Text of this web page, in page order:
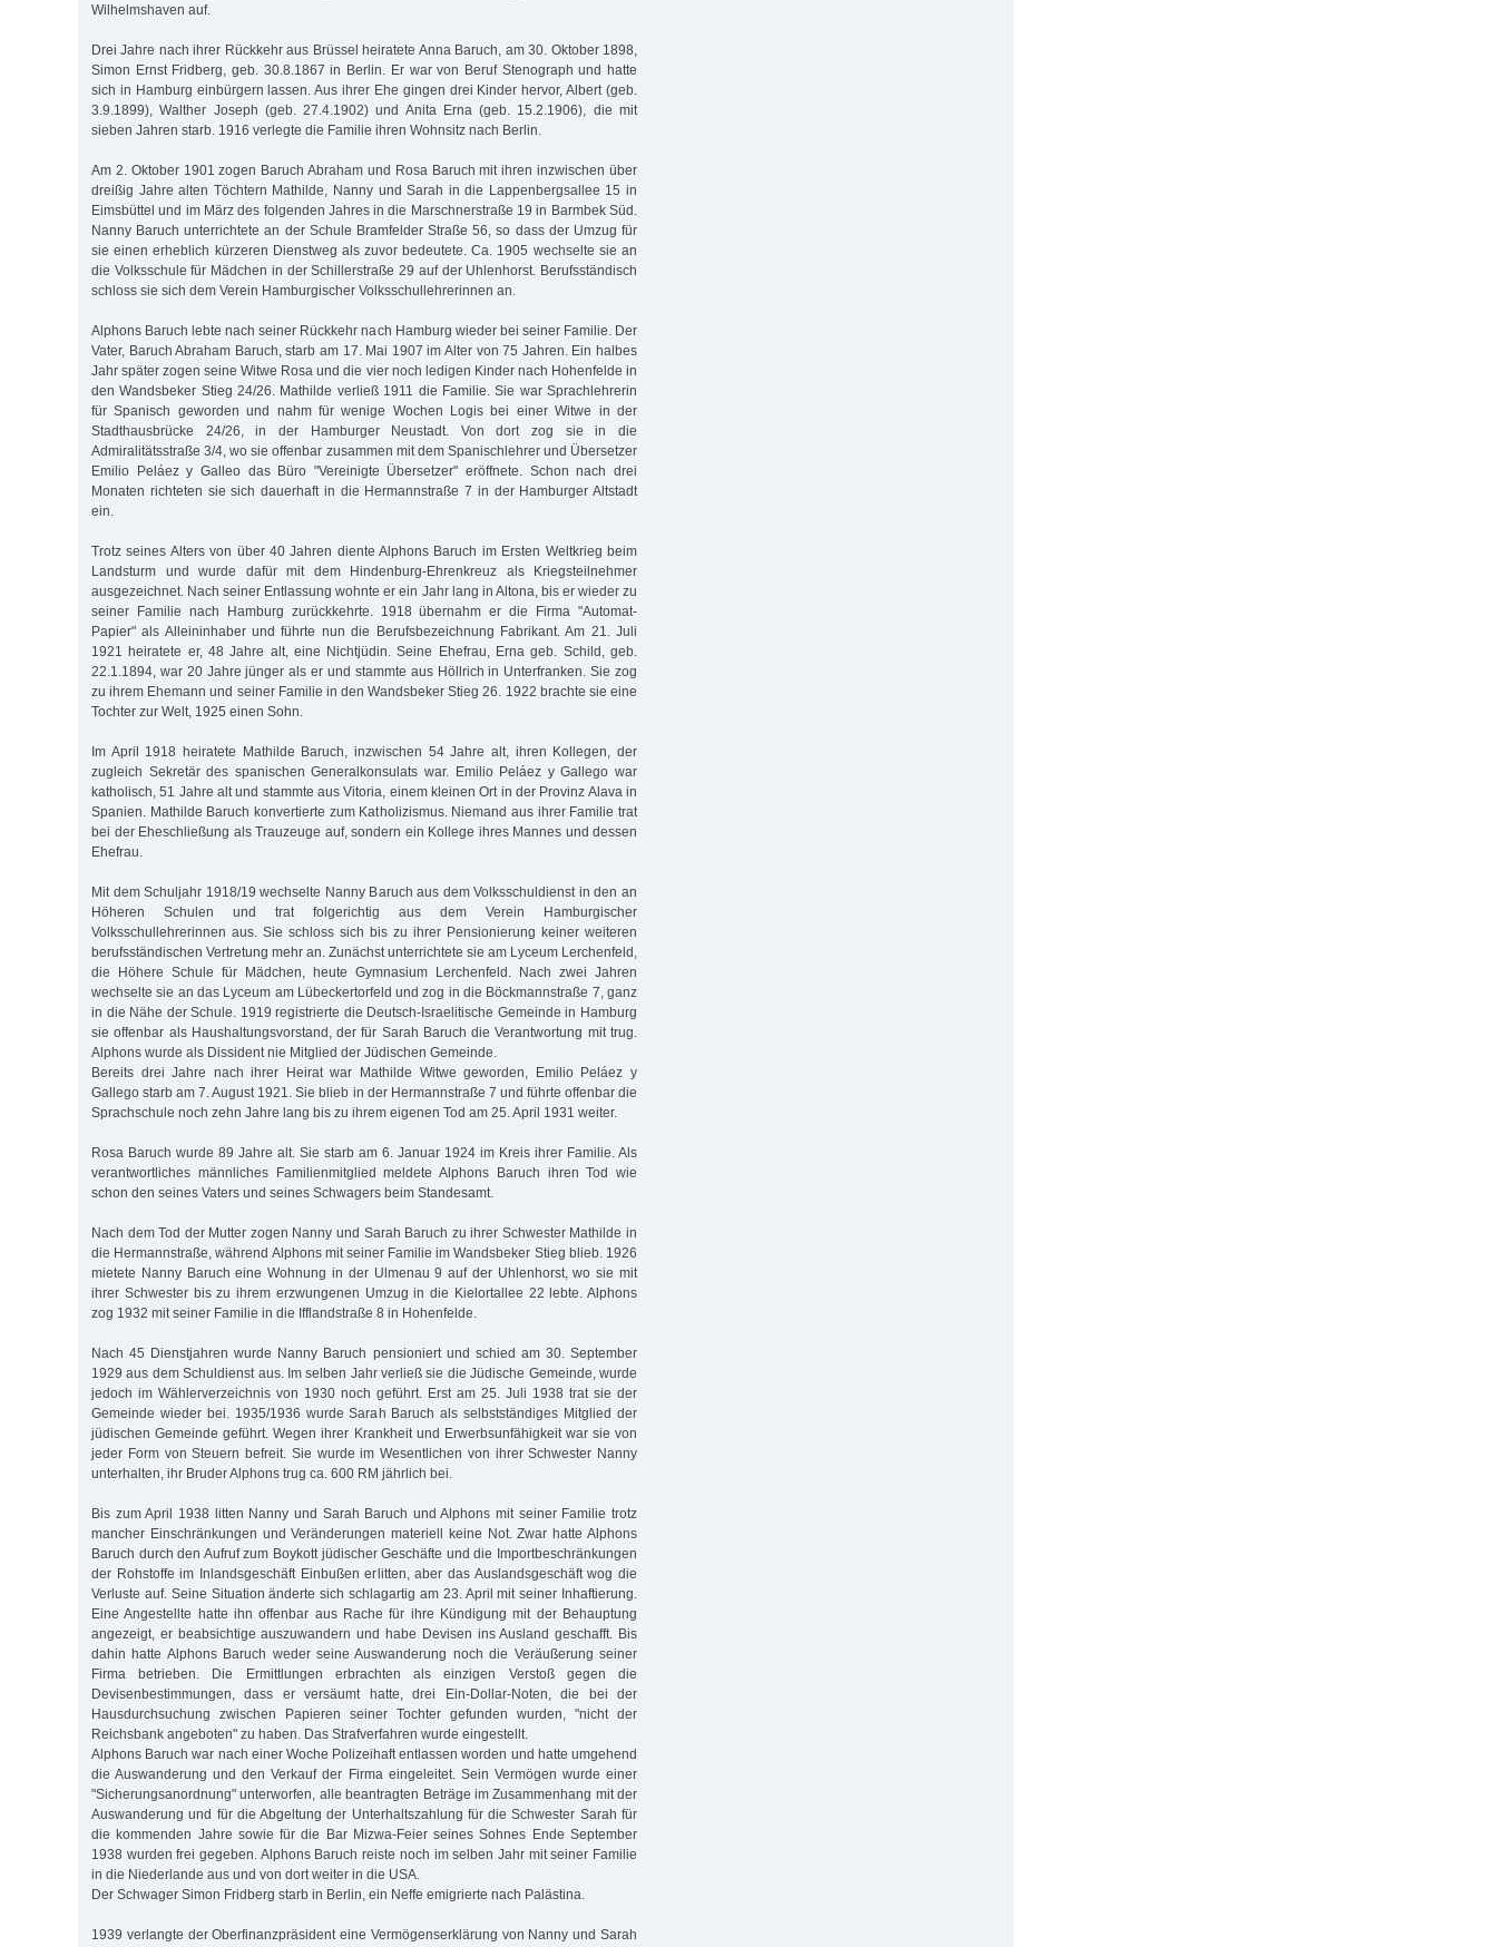
Wilhelmshaven auf.
Drei Jahre nach ihrer Rückkehr aus Brüssel heiratete Anna Baruch, am 30. Oktober 1898,
Simon Ernst Fridberg, geb. 30.8.1867 in Berlin. Er war von Beruf Stenograph und hatte
sich in Hamburg einbürgern lassen. Aus ihrer Ehe gingen drei Kinder hervor, Albert (geb.
3.9.1899), Walther Joseph (geb. 27.4.1902) und Anita Erna (geb. 15.2.1906), die mit
sieben Jahren starb. 1916 verlegte die Familie ihren Wohnsitz nach Berlin.
Am 2. Oktober 1901 zogen Baruch Abraham und Rosa Baruch mit ihren inzwischen über
dreißig Jahre alten Töchtern Mathilde, Nanny und Sarah in die Lappenbergsallee 15 in
Eimsbüttel und im März des folgenden Jahres in die Marschnerstraße 19 in Barmbek Süd.
Nanny Baruch unterrichtete an der Schule Bramfelder Straße 56, so dass der Umzug für
sie einen erheblich kürzeren Dienstweg als zuvor bedeutete. Ca. 1905 wechselte sie an
die Volksschule für Mädchen in der Schillerstraße 29 auf der Uhlenhorst. Berufsständisch
schloss sie sich dem Verein Hamburgischer Volksschullehrerinnen an.
Alphons Baruch lebte nach seiner Rückkehr nach Hamburg wieder bei seiner Familie. Der
Vater, Baruch Abraham Baruch, starb am 17. Mai 1907 im Alter von 75 Jahren. Ein halbes
Jahr später zogen seine Witwe Rosa und die vier noch ledigen Kinder nach Hohenfelde in
den Wandsbeker Stieg 24/26. Mathilde verließ 1911 die Familie. Sie war Sprachlehrerin
für Spanisch geworden und nahm für wenige Wochen Logis bei einer Witwe in der
Stadthausbrücke 24/26, in der Hamburger Neustadt. Von dort zog sie in die
Admiralitätsstraße 3/4, wo sie offenbar zusammen mit dem Spanischlehrer und Übersetzer
Emilio Peláez y Galleo das Büro "Vereinigte Übersetzer" eröffnete. Schon nach drei
Monaten richteten sie sich dauerhaft in die Hermannstraße 7 in der Hamburger Altstadt
ein.
Trotz seines Alters von über 40 Jahren diente Alphons Baruch im Ersten Weltkrieg beim
Landsturm und wurde dafür mit dem Hindenburg-Ehrenkreuz als Kriegsteilnehmer
ausgezeichnet. Nach seiner Entlassung wohnte er ein Jahr lang in Altona, bis er wieder zu
seiner Familie nach Hamburg zurückkehrte. 1918 übernahm er die Firma "Automat-
Papier" als Alleininhaber und führte nun die Berufsbezeichnung Fabrikant. Am 21. Juli
1921 heiratete er, 48 Jahre alt, eine Nichtjüdin. Seine Ehefrau, Erna geb. Schild, geb.
22.1.1894, war 20 Jahre jünger als er und stammte aus Höllrich in Unterfranken. Sie zog
zu ihrem Ehemann und seiner Familie in den Wandsbeker Stieg 26. 1922 brachte sie eine
Tochter zur Welt, 1925 einen Sohn.
Im April 1918 heiratete Mathilde Baruch, inzwischen 54 Jahre alt, ihren Kollegen, der
zugleich Sekretär des spanischen Generalkonsulats war. Emilio Peláez y Gallego war
katholisch, 51 Jahre alt und stammte aus Vitoria, einem kleinen Ort in der Provinz Alava in
Spanien. Mathilde Baruch konvertierte zum Katholizismus. Niemand aus ihrer Familie trat
bei der Eheschließung als Trauzeuge auf, sondern ein Kollege ihres Mannes und dessen
Ehefrau.
Mit dem Schuljahr 1918/19 wechselte Nanny Baruch aus dem Volksschuldienst in den an
Höheren Schulen und trat folgerichtig aus dem Verein Hamburgischer
Volksschullehrerinnen aus. Sie schloss sich bis zu ihrer Pensionierung keiner weiteren
berufsständischen Vertretung mehr an. Zunächst unterrichtete sie am Lyceum Lerchenfeld,
die Höhere Schule für Mädchen, heute Gymnasium Lerchenfeld. Nach zwei Jahren
wechselte sie an das Lyceum am Lübeckertorfeld und zog in die Böckmannstraße 7, ganz
in die Nähe der Schule. 1919 registrierte die Deutsch-Israelitische Gemeinde in Hamburg
sie offenbar als Haushaltungsvorstand, der für Sarah Baruch die Verantwortung mit trug.
Alphons wurde als Dissident nie Mitglied der Jüdischen Gemeinde.
Bereits drei Jahre nach ihrer Heirat war Mathilde Witwe geworden, Emilio Peláez y
Gallego starb am 7. August 1921. Sie blieb in der Hermannstraße 7 und führte offenbar die
Sprachschule noch zehn Jahre lang bis zu ihrem eigenen Tod am 25. April 1931 weiter.
Rosa Baruch wurde 89 Jahre alt. Sie starb am 6. Januar 1924 im Kreis ihrer Familie. Als
verantwortliches männliches Familienmitglied meldete Alphons Baruch ihren Tod wie
schon den seines Vaters und seines Schwagers beim Standesamt.
Nach dem Tod der Mutter zogen Nanny und Sarah Baruch zu ihrer Schwester Mathilde in
die Hermannstraße, während Alphons mit seiner Familie im Wandsbeker Stieg blieb. 1926
mietete Nanny Baruch eine Wohnung in der Ulmenau 9 auf der Uhlenhorst, wo sie mit
ihrer Schwester bis zu ihrem erzwungenen Umzug in die Kielortallee 22 lebte. Alphons
zog 1932 mit seiner Familie in die Ifflandstraße 8 in Hohenfelde.
Nach 45 Dienstjahren wurde Nanny Baruch pensioniert und schied am 30. September
1929 aus dem Schuldienst aus. Im selben Jahr verließ sie die Jüdische Gemeinde, wurde
jedoch im Wählerverzeichnis von 1930 noch geführt. Erst am 25. Juli 1938 trat sie der
Gemeinde wieder bei. 1935/1936 wurde Sarah Baruch als selbstständiges Mitglied der
jüdischen Gemeinde geführt. Wegen ihrer Krankheit und Erwerbsunfähigkeit war sie von
jeder Form von Steuern befreit. Sie wurde im Wesentlichen von ihrer Schwester Nanny
unterhalten, ihr Bruder Alphons trug ca. 600 RM jährlich bei.
Bis zum April 1938 litten Nanny und Sarah Baruch und Alphons mit seiner Familie trotz
mancher Einschränkungen und Veränderungen materiell keine Not. Zwar hatte Alphons
Baruch durch den Aufruf zum Boykott jüdischer Geschäfte und die Importbeschränkungen
der Rohstoffe im Inlandsgeschäft Einbußen erlitten, aber das Auslandsgeschäft wog die
Verluste auf. Seine Situation änderte sich schlagartig am 23. April mit seiner Inhaftierung.
Eine Angestellte hatte ihn offenbar aus Rache für ihre Kündigung mit der Behauptung
angezeigt, er beabsichtige auszuwandern und habe Devisen ins Ausland geschafft. Bis
dahin hatte Alphons Baruch weder seine Auswanderung noch die Veräußerung seiner
Firma betrieben. Die Ermittlungen erbrachten als einzigen Verstoß gegen die
Devisenbestimmungen, dass er versäumt hatte, drei Ein-Dollar-Noten, die bei der
Hausdurchsuchung zwischen Papieren seiner Tochter gefunden wurden, "nicht der
Reichsbank angeboten" zu haben. Das Strafverfahren wurde eingestellt.
Alphons Baruch war nach einer Woche Polizeihaft entlassen worden und hatte umgehend
die Auswanderung und den Verkauf der Firma eingeleitet. Sein Vermögen wurde einer
"Sicherungsanordnung" unterworfen, alle beantragten Beträge im Zusammenhang mit der
Auswanderung und für die Abgeltung der Unterhaltszahlung für die Schwester Sarah für
die kommenden Jahre sowie für die Bar Mizwa-Feier seines Sohnes Ende September
1938 wurden frei gegeben. Alphons Baruch reiste noch im selben Jahr mit seiner Familie
in die Niederlande aus und von dort weiter in die USA.
Der Schwager Simon Fridberg starb in Berlin, ein Neffe emigrierte nach Palästina.
1939 verlangte der Oberfinanzpräsident eine Vermögenserklärung von Nanny und Sarah